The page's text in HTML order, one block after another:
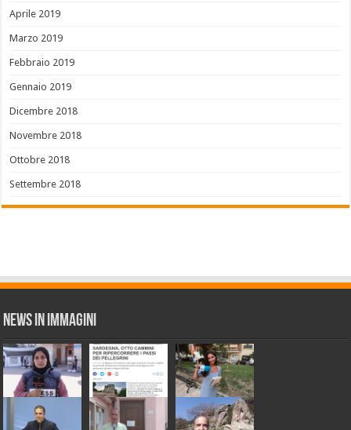
Aprile 2019
Marzo 2019
Febbraio 2019
Gennaio 2019
Dicembre 2018
Novembre 2018
Ottobre 2018
Settembre 2018
News in Immagini